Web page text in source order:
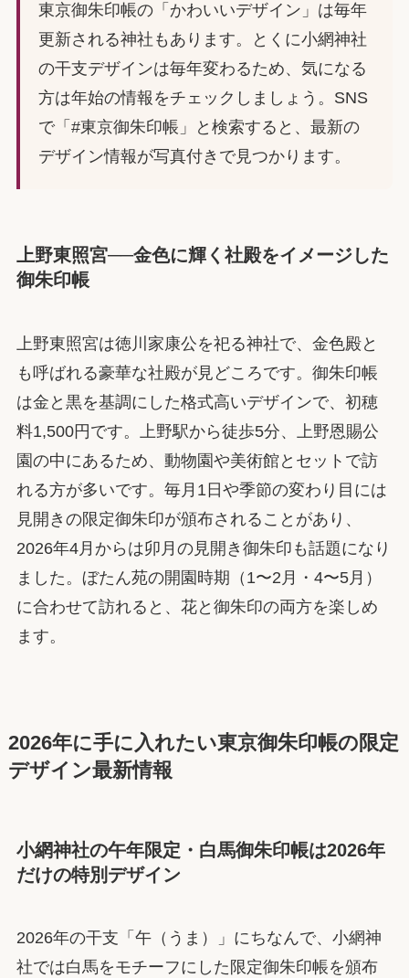
東京御朱印帳の「かわいいデザイン」は毎年
更新される神社もあります。とくに小網神社
の干支デザインは毎年変わるため、気になる
方は年始の情報をチェックしましょう。SNS
で「#東京御朱印帳」と検索すると、最新の
デザイン情報が写真付きで見つかります。
上野東照宮──金色に輝く社殿をイメージした
御朱印帳
上野東照宮は徳川家康公を祀る神社で、金色殿と
も呼ばれる豪華な社殿が見どころです。御朱印帳
は金と黒を基調にした格式高いデザインで、初穂
料1,500円です。上野駅から徒歩5分、上野恩賜公
園の中にあるため、動物園や美術館とセットで訪
れる方が多いです。毎月1日や季節の変わり目には
見開きの限定御朱印が頒布されることがあり、
2026年4月からは卯月の見開き御朱印も話題になり
ました。ぼたん苑の開園時期（1〜2月・4〜5月）
に合わせて訪れると、花と御朱印の両方を楽しめ
ます。
2026年に手に入れたい東京御朱印帳の限定
デザイン最新情報
小網神社の午年限定・白馬御朱印帳は2026年
だけの特別デザイン
2026年の干支「午（うま）」にちなんで、小網神
社では白馬をモチーフにした限定御朱印帳を頒布